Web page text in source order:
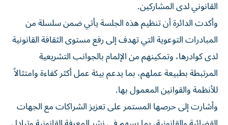
القانوني لدى المشاركين.
وأكدت الدائرة أن تنظيم هذه الجلسة يأتي ضمن سلسلة من
المبادرات التوعوية التي تهدف إلى رفع مستوى الثقافة القانونية
لدى كوادرها، وتمكينهم من الإلمام بالجوانب التشريعية
المرتبطة بطبيعة عملهم، بما يدعم بيئة عمل أكثر كفاءة وامتثالاً
للأنظمة والقوانين المعمول بها.
وأشارت إلى حرصها المستمر على تعزيز الشراكات مع الجهات